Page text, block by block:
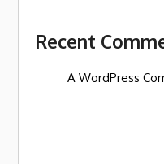
Recent
A WordPress